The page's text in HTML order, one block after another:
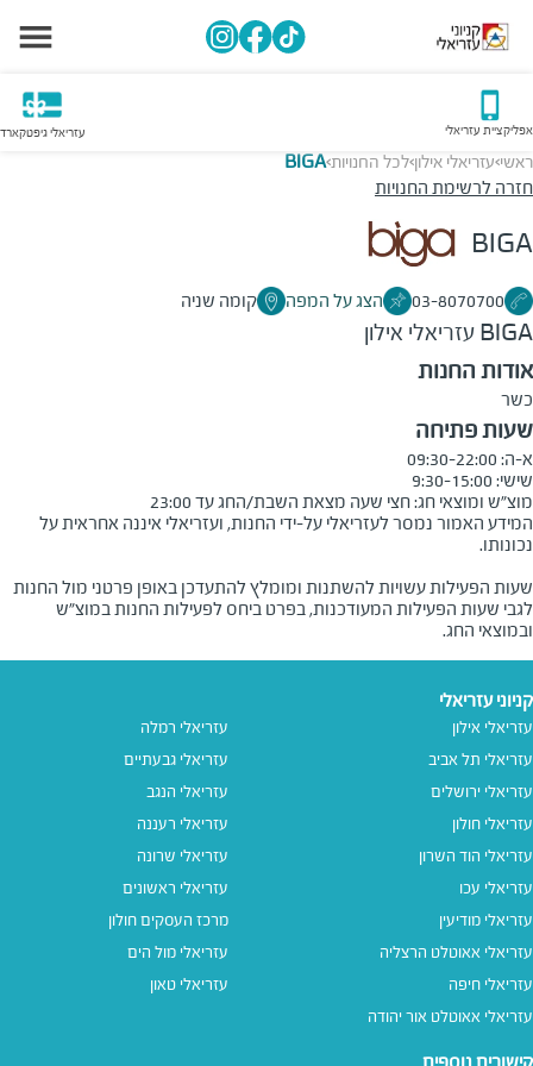
אפליקציית עזריאלי עזריאלי גיפטקארד
ראשי>עזריאלי אילון>לכל החנויות>
BIGA
חזרה לרשימת החנויות
BIGA
03-8070700 הצג על המפה קומה שניה
BIGA עזריאלי אילון
אודות החנות
כשר
שעות פתיחה
מוצ״ש ומוצאי חג: חצי שעה מצאת השבת/החג עד 23:00
המידע האמור נמסר לעזריאלי על-ידי החנות, ועזריאלי איננה אחראית על
שעות הפעילות עשויות להשתנות ומומלץ להתעדכן באופן פרטני מול החנות
לגבי שעות הפעילות המעודכנות, בפרט ביחס לפעילות החנות במוצ"ש
ובמוצאי החג.
קניוני עזריאלי
עזריאלי אילון
עזריאלי תל אביב
עזריאלי ירושלים
עזריאלי חולון
עזריאלי הוד השרון
עזריאלי עכו
עזריאלי מודיעין
עזריאלי אאוטלט הרצליה
עזריאלי חיפה
עזריאלי אאוטלט אור יהודה
עזריאלי רמלה
עזריאלי גבעתיים
עזריאלי הנגב
עזריאלי רעננה
עזריאלי שרונה
עזריאלי ראשונים
מרכז העסקים חולון
עזריאלי מול הים
עזריאלי טאון